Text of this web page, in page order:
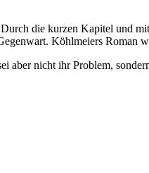
die kurzen Kapitel und
Köhlmeiers Roman
aber nicht ihr Problem,